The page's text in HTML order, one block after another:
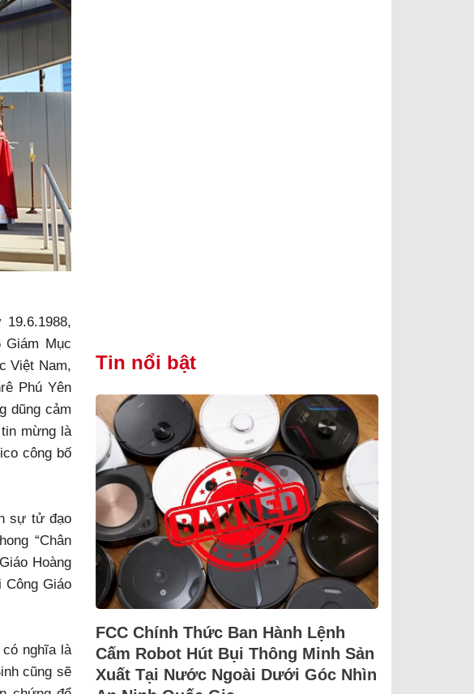
Giám Mục
Việt Nam,
Phú Yên
dũng cảm
mừng là
công bố
sự tử đạo
“Chân
Hoàng
Công Giáo
có nghĩa là
cũng sẽ
Tin nổi bật
FCC Chính Thức Ban Hành Lệnh
Cấm Robot Hút Bụi Thông Minh Sản
Xuất Tại Nước Ngoài Dưới Góc Nhìn